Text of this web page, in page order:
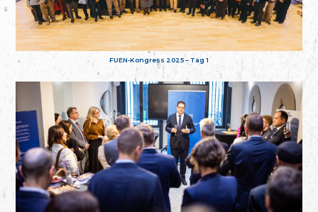
FUEN-Kongress 2025 – Tag 1